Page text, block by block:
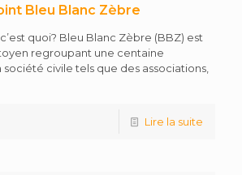
Bleu Blanc Zèbre
quoi? Bleu Blanc Zèbre (BBZ) est
regroupant une centaine
société civile tels que des associations,
Lire la suite